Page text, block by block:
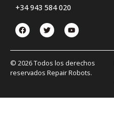
+34 943 584 020
© 2026 Todos los derechos
reservados Repair Robots.